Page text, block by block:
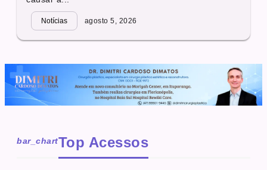
Notícias agosto 5, 2026
bar_chartTop Acessos